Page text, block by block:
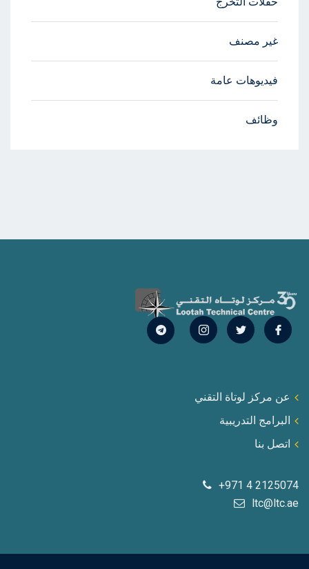
غير مصنف
فيديوهات عامة
وظائف
عن مركز لوتاة التقني
البرامج التدريبية
اتصل بنا
+971 4 2125074
ltc@ltc.ae